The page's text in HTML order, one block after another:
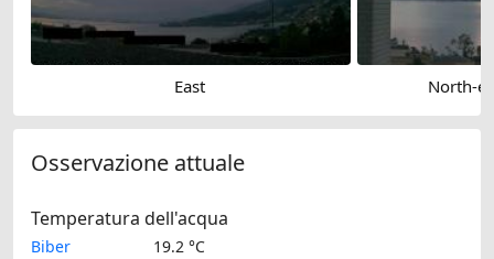
East North-
Osservazione attuale
Temperatura dell'acqua
Biber
19.2 °C